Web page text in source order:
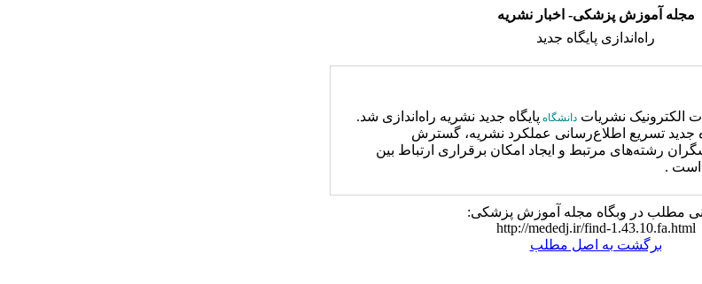
مجله آموزش پزشکی- اخبار نشریه
راه‌اندازی پایگاه جدید
الکترونیک نشریات دانشگاه پایگاه جدید نشریه راه‌اندازی شد.
جدید تسریع اطلاع‌رسانی عملکرد نشریه، گسترش
رشته‌های مرتبط و ایجاد امکان برقراری ارتباط بین
است .
مطلب در وبگاه مجله آموزش پزشکی:
http://mededj.ir/find-1.43.10.fa.html
برگشت به اصل مطلب